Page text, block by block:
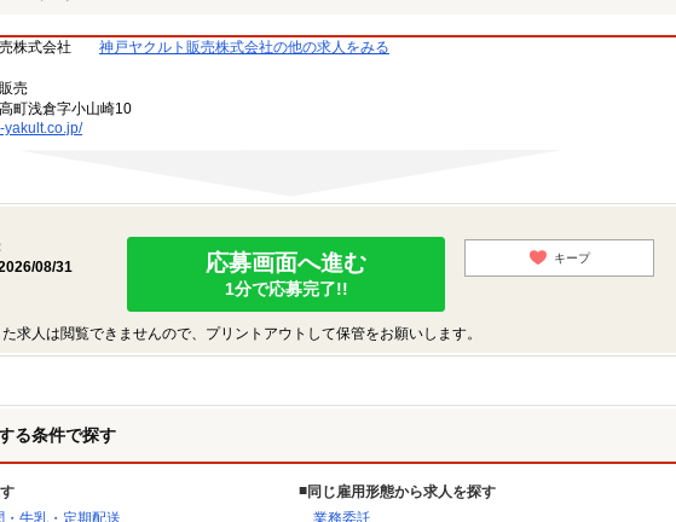
株式会社
神戸ヤクルト販売株式会社の他の求人をみる
売
町浅倉字小山崎10
yakult.co.jp/
08/31
応募画面へ進む
1分で応募完了!!
キープ
求人は閲覧できませんので、プリントアウトして保管をお願いします。
る条件で探す
・牛乳・定期配送
同じ雇用形態から求人を探す
業務委託